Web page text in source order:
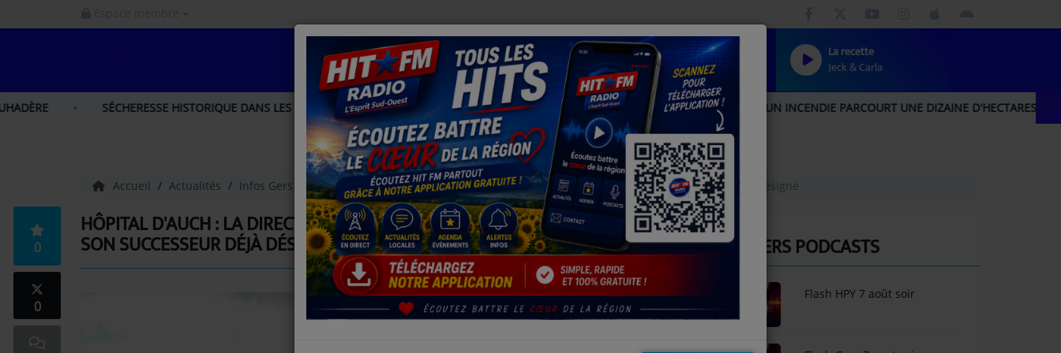
La recette
Jeck & Carla
SÉCHERESSE HISTORIQUE DANS LES HAUTES-PYRÉNÉES : LES RESTRICTIONS D'EAU SE DURCISSENT BERDOUES (32) : UN INCENDIE PARCOURT UNE DIZAINE D'HECTARES, UNE
ACCUEIL
INFOS NORD GASCOGNE
INFOS HAUTES - PYRÉNÉES
LA RADIO
PODCAST
Accueil Actualités Infos Gers Hôpital d'Auch : la directrice Sylvie Lacarrière part à la retraite, son successeur déjà désigné
HÔPITAL D'AUCH : LA DIRECTRICE SYLVIE LACARRIÈRE PART À LA RETRAITE,
SON SUCCESSEUR DÉJÀ DÉSIGNÉ
0
0
DERNIERS PODCASTS
Flash HPY 7 août soir